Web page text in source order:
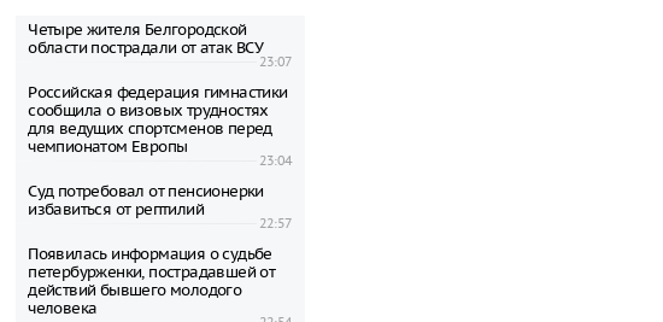
Четыре жителя Белгородской
области пострадали от атак ВСУ
23:07
Российская федерация гимнастики
сообщила о визовых трудностях
для ведущих спортсменов перед
чемпионатом Европы
23:04
Суд потребовал от пенсионерки
избавиться от рептилий
22:57
Появилась информация о судьбе
петербурженки, пострадавшей от
действий бывшего молодого
человека